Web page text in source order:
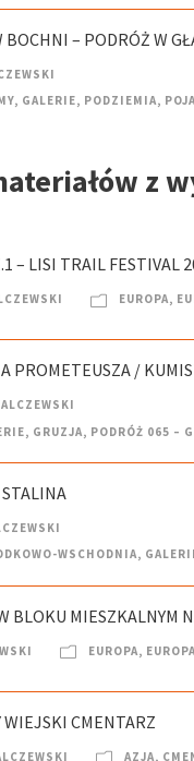
– PODRÓŻ W
, GALERIE, PODZIEMIA,
z
– LISI TRAIL FESTIVAL
EUROPA,
PROMETEUSZA /
, GRUZJA, PODRÓŻ 065 –
WSCHODNIA,
BLOKU MIESZKALNYM
EUROPA,
WIEJSKI CMENTARZ
AZJA,